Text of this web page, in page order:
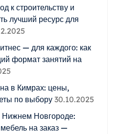
к строительству и
лучший ресурс для
— для каждого: как
формат занятий на
в Кимрах: цены,
по выбору 30.10.2025
Новгороде:
на заказ —